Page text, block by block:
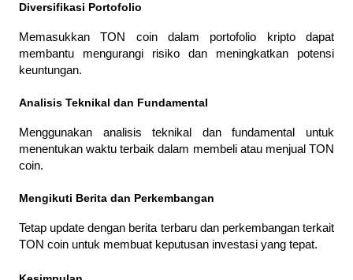
Diversifikasi Portofolio
Memasukkan TON coin dalam portofolio kripto dapat
membantu mengurangi risiko dan meningkatkan potensi
keuntungan.
Analisis Teknikal dan Fundamental
Menggunakan analisis teknikal dan fundamental untuk
menentukan waktu terbaik dalam membeli atau menjual TON
coin.
Mengikuti Berita dan Perkembangan
Tetap update dengan berita terbaru dan perkembangan terkait
TON coin untuk membuat keputusan investasi yang tepat.